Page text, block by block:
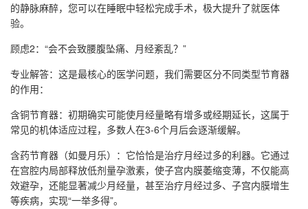
的静脉麻醉，您可以在睡眠中轻松完成手术，极大提升了就医体
验。
顾虑2：“会不会致腰腹坠痛、月经紊乱？”
专业解答：这是最核心的医学问题，我们需要区分不同类型节育器
的作用：
含铜节育器：初期确实可能使月经量略有增多或经期延长，这属于
常见的机体适应过程，多数人在3-6个月后会逐渐缓解。
含药节育器（如曼月乐）：它恰恰是治疗月经过多的利器。它通过
在宫腔内局部释放低剂量孕激素，使子宫内膜萎缩变薄，不仅能高
效避孕，还能显著减少月经量，甚至治疗月经过多、子宫内膜增生
等疾病，实现“一举多得”。